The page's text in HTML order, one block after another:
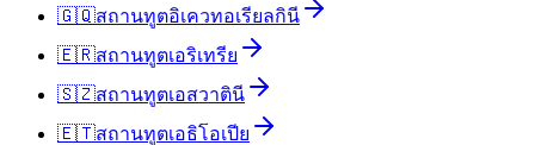
🇬🇶สถานทูตอิเควทอเรียลกินี
🇪🇷สถานทูตเอริเทรีย
🇸🇿สถานทูตเอสวาตินี
🇪🇹สถานทูตเอธิโอเปีย